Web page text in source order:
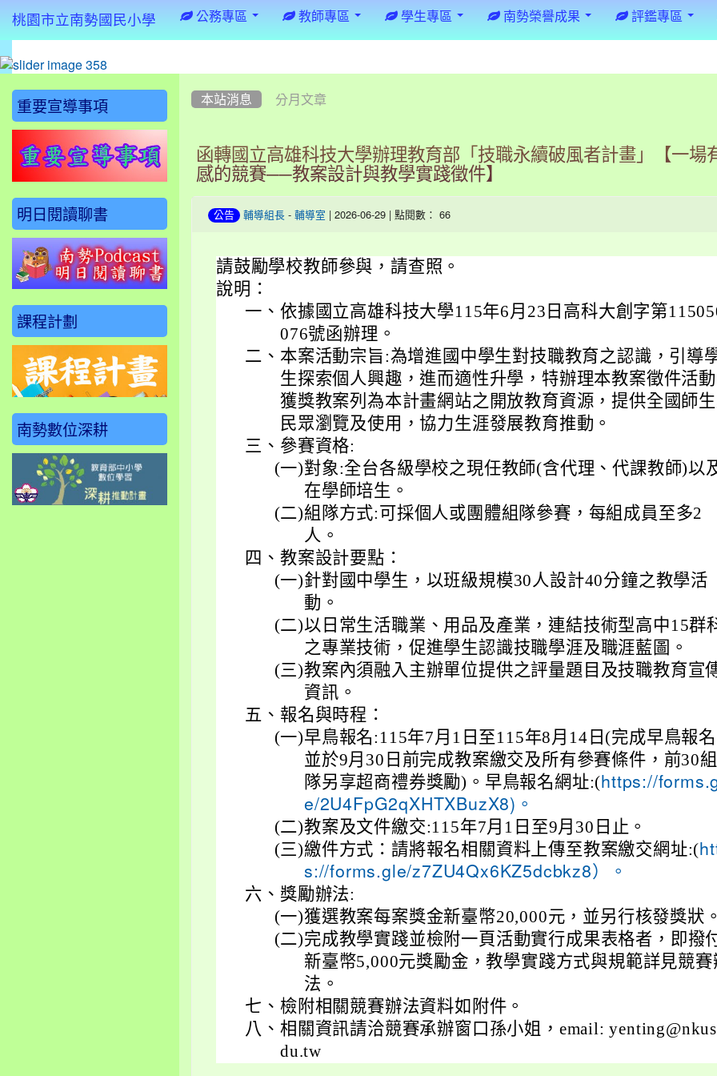
桃園市立南勢國民小學 公務專區 教師專區 學生專區 南勢榮譽成果 評鑑專區
本站消息 分月文章
函轉國立高雄科技大學辦理教育部「技職永續破風者計畫」【一場
感的競賽──教案設計與教學實踐徵件】
公告 輔導組長 - 輔導室 | 2026-06-29 | 點閱數： 66
請鼓勵學校教師參與，請查照。
說明：
一、 依據國立高雄科技大學115年6月23日高科大創字第
076號函辦理。
二、 本案活動宗旨:為增進國中學生對技職教育之認識，引導
生探索個人興趣，進而適性升學，特辦理本教案徵件活動
獲獎教案列為本計畫網站之開放教育資源，提供全國師
民眾瀏覽及使用，協力生涯發展教育推動。
三、 參賽資格:
(一)對象:全台各級學校之現任教師(含代理、代課教師)以
在學師培生。
(二)組隊方式:可採個人或團體組隊參賽，每組成員至多2
人。
四、 教案設計要點：
(一)針對國中學生，以班級規模30人設計40分鐘之教學活
動。
(二)以日常生活職業、用品及產業，連結技術型高中15群
之專業技術，促進學生認識技職學涯及職涯藍圖。
(三)教案內須融入主辦單位提供之評量題目及技職教育宣
資訊。
五、 報名與時程：
(一)早鳥報名:115年7月1日至115年8月14日(完成早鳥報名
並於9月30日前完成教案繳交及所有參賽條件，前30
隊另享超商禮券獎勵)。早鳥報名網址:(https://
e/2U4FpG2qXHTXBuzX8)。
(二)教案及文件繳交:115年7月1日至9月30日止。
(三)繳件方式：請將報名相關資料上傳至教案繳交網址:(
s://forms.gle/z7ZU4Qx6KZ5dcbkz8）。
六、 獎勵辦法:
(一)獲選教案每案獎金新臺幣20,000元，並另行核發獎狀。
(二)完成教學實踐並檢附一頁活動實行成果表格者，即撥
新臺幣5,000元獎勵金，教學實踐方式與規範詳見競賽
法。
七、 檢附相關競賽辦法資料如附件。
八、 相關資訊請洽競賽承辦窗口孫小姐，email:
du.tw
::: 重要宣導事項
明日閱讀聊書
課程計劃
南勢數位深耕